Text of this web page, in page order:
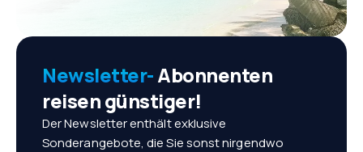
Newsletter-Abonnenten
reisen günstiger!
Der Newsletter enthält exklusive
Sonderangebote, die Sie sonst nirgendwo